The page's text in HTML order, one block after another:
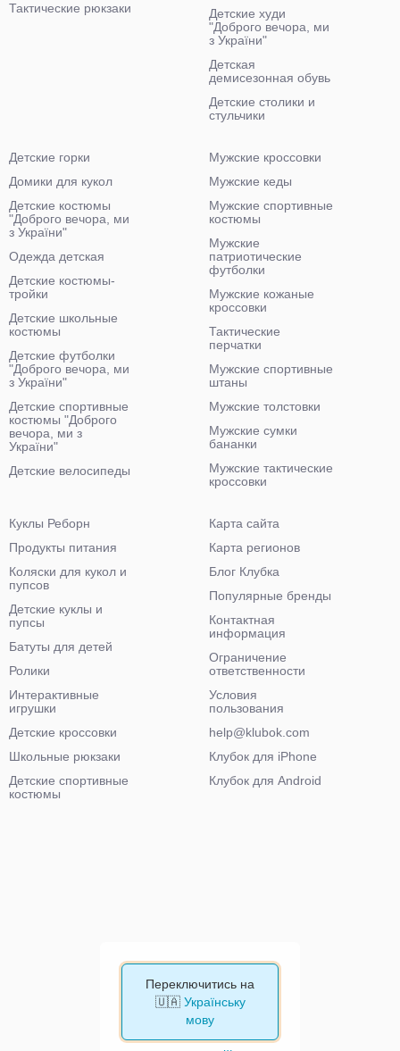
Тактические рюкзаки
Детские худи
"Доброго вечора, ми
з України"
Детская
демисезонная обувь
Детские столики и
стульчики
Детские горки
Домики для кукол
Детские костюмы
"Доброго вечора, ми
з України"
Одежда детская
Детские костюмы-
тройки
Детские школьные
костюмы
Детские футболки
"Доброго вечора, ми
з України"
Детские спортивные
костюмы "Доброго
вечора, ми з
України"
Детские велосипеды
Мужские кроссовки
Мужские кеды
Мужские спортивные
костюмы
Мужские
патриотические
футболки
Мужские кожаные
кроссовки
Тактические
перчатки
Мужские спортивные
штаны
Мужские толстовки
Мужские сумки
бананки
Мужские тактические
кроссовки
Куклы Реборн
Продукты питания
Коляски для кукол и
пупсов
Детские куклы и
пупсы
Батуты для детей
Ролики
Интерактивные
игрушки
Детские кроссовки
Школьные рюкзаки
Детские спортивные
костюмы
Карта сайта
Карта регионов
Блог Клубка
Популярные бренды
Контактная
информация
Ограничение
ответственности
Условия
пользования
help@klubok.com
Клубок для iPhone
Клубок для Android
Переключитись на
🇺🇦 Українську
мову